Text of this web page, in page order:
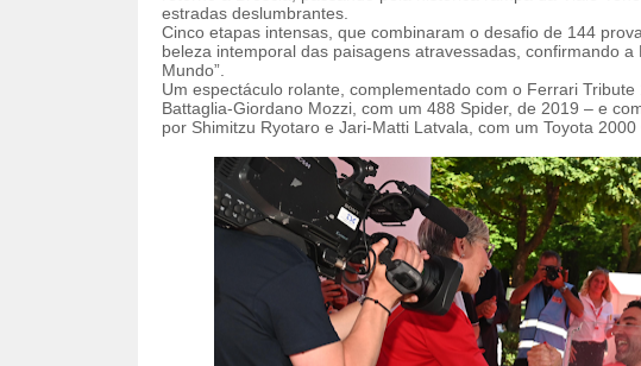
estradas deslumbrantes.
Cinco etapas intensas, que combinaram o desafio de 144
beleza intemporal das paisagens atravessadas, confirmando
Mundo”.
Um espectáculo rolante, complementado com o Ferrari
Battaglia-Giordano Mozzi, com um 488 Spider, de 2019 – e
por Shimitzu Ryotaro e Jari-Matti Latvala, com um Toyota 2000